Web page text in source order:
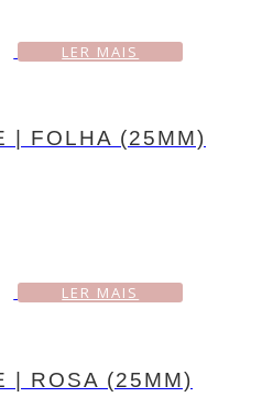
LER MAIS
| FOLHA (25MM)
LER MAIS
| ROSA (25MM)